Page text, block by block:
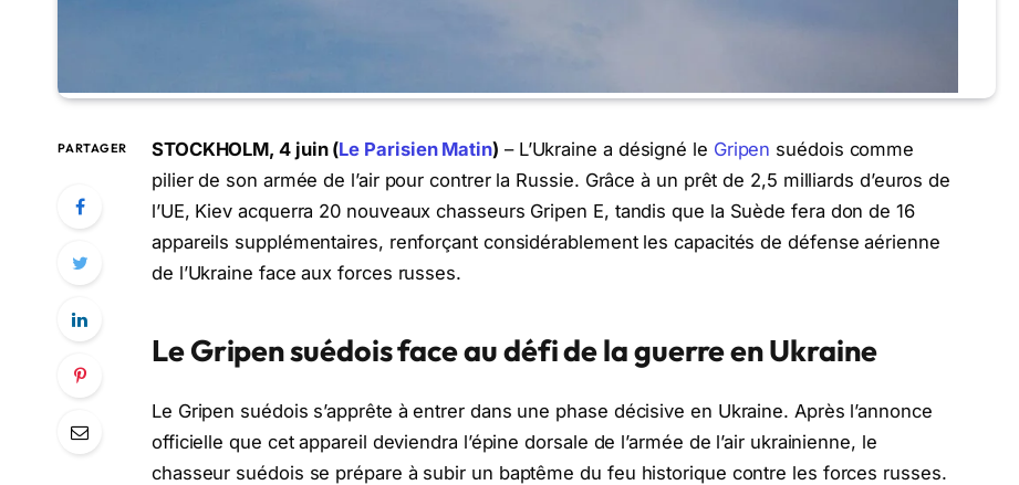
PARTAGER STOCKHOLM, 4 juin (Le Parisien Matin) – L’Ukraine a désigné le Gripen suédois comme
pilier de son armée de l’air pour contrer la Russie. Grâce à un prêt de 2,5 milliards d’euros de
l’UE, Kiev acquerra 20 nouveaux chasseurs Gripen E, tandis que la Suède fera don de 16
appareils supplémentaires, renforçant considérablement les capacités de défense aérienne
de l’Ukraine face aux forces russes.
Le Gripen suédois face au défi de la guerre en Ukraine
Le Gripen suédois s’apprête à entrer dans une phase décisive en Ukraine. Après l’annonce
officielle que cet appareil deviendra l’épine dorsale de l’armée de l’air ukrainienne, le
chasseur suédois se prépare à subir un baptême du feu historique contre les forces russes.